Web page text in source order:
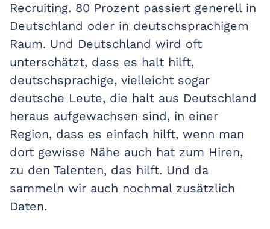
Recruiting. 80 Prozent passiert generell in
Deutschland oder in deutschsprachigem
Raum. Und Deutschland wird oft
unterschätzt, dass es halt hilft,
deutschsprachige, vielleicht sogar
deutsche Leute, die halt aus Deutschland
heraus aufgewachsen sind, in einer
Region, dass es einfach hilft, wenn man
dort gewisse Nähe auch hat zum Hiren,
zu den Talenten, das hilft. Und da
sammeln wir auch nochmal zusätzlich
Daten.